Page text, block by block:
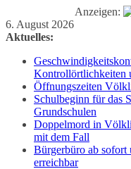
Anzeigen:
Zum
Inhalt
6. August 2026
Aktuelles:
Kontrollörtlichkeiten
Öffnungszeiten
Schulbeginn für das
Grundschulen
Doppelmord in
mit dem Fall
Bürgerbüro ab sofort
erreichbar